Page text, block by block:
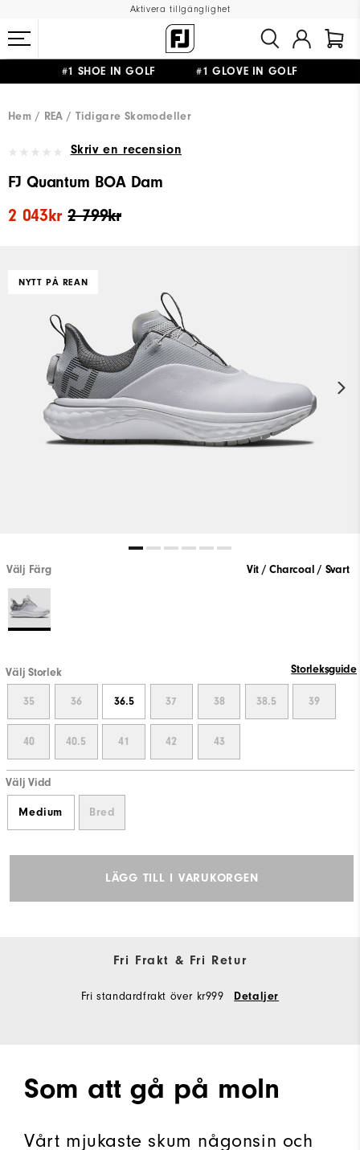
Aktivera tillgänglighet
#1 SHOE IN GOLF #1 GLOVE IN GOLF
Hem
REA Tidigare Skomodeller
Skriv en recension
FJ Quantum BOA Dam
2 799kr
2 043kr
NYTT PÅ REAN
Välj Färg Vit / Charcoal / Svart
Välj Storlek Storleksguide
35 36 36.5 37 38 38.5 39
40 40.5 41 42 43
Välj Vidd
Medium Bred
LÄGG TILL I VARUKORGEN
Fri Frakt & Fri Retur
Fri standardfrakt över kr999 Detaljer
Som att gå på moln
Vårt mjukaste skum någonsin och